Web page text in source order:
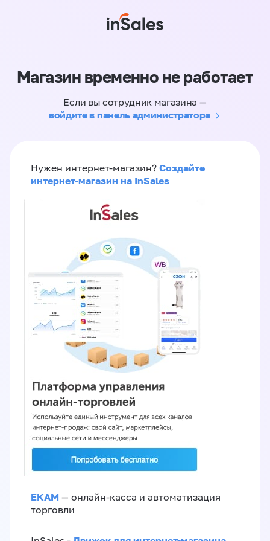
Магазин временно не работает
Если вы сотрудник магазина —
войдите в панель администратора
Нужен интернет-магазин? Создайте
интернет-магазин на InSales
ЕКАМ — онлайн-касса и автоматизация
торговли